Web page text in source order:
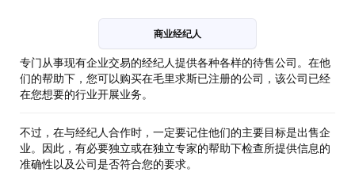
商业经纪人
专门从事现有企业交易的经纪人提供各种各样的待售公司。在他
们的帮助下，您可以购买在毛里求斯已注册的公司，该公司已经
在您想要的行业开展业务。
不过，在与经纪人合作时，一定要记住他们的主要目标是出售企
业。因此，有必要独立或在独立专家的帮助下检查所提供信息的
准确性以及公司是否符合您的要求。